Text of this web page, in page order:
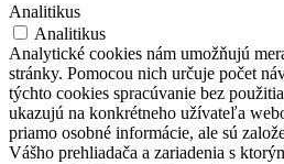
Események az x-bionic sphere-ben
Analitikus
Analitikus
Analytické cookies nám umožňujú
stránky. Pomocou nich určuje počet
týchto cookies spracúvanie bez
ukazujú na konkrétneho užívateľa
priamo osobné informácie, ale sú
Vášho prehliadača a zariadenia s